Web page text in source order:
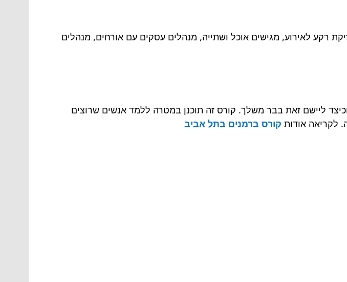
רקע לאירוע, מגישים אוכל ושתייה, מנהלים עסקים עם אורחים, מנהלים
ליישם זאת בבר משלך. קורס זה תוכנן במטרה ללמד אנשים שרוצים
לקריאה אודות קורס ברמנים בתל אביב